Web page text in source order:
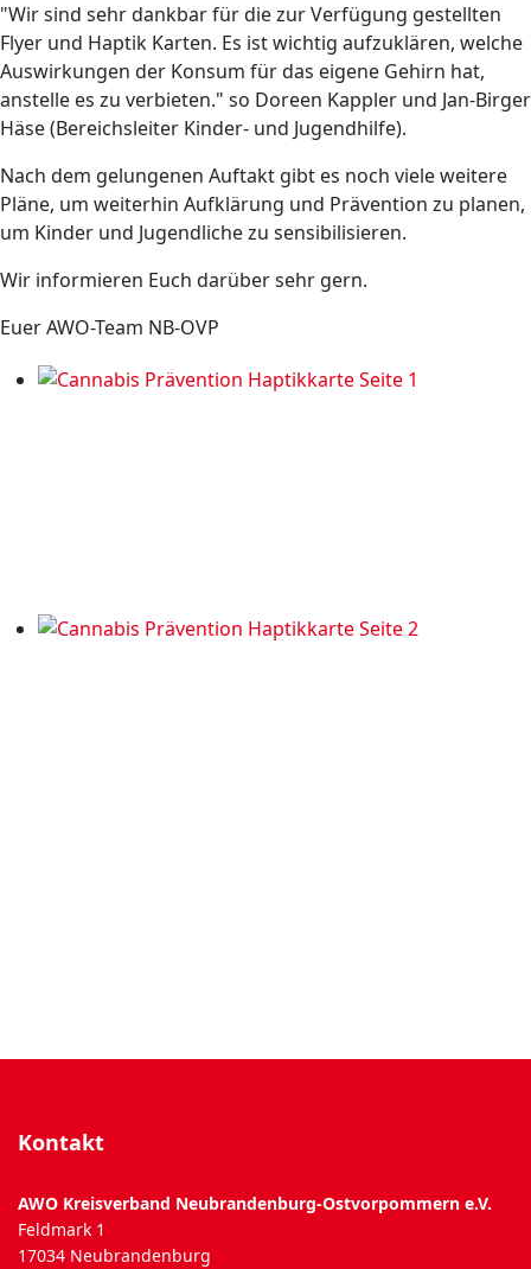
"Wir sind sehr dankbar für die zur Verfügung gestellten
Flyer und Haptik Karten. Es ist wichtig aufzuklären, welche
Auswirkungen der Konsum für das eigene Gehirn hat,
anstelle es zu verbieten." so Doreen Kappler und Jan-Birger
Häse (Bereichsleiter Kinder- und Jugendhilfe).
Nach dem gelungenen Auftakt gibt es noch viele weitere
Pläne, um weiterhin Aufklärung und Prävention zu planen,
um Kinder und Jugendliche zu sensibilisieren.
Wir informieren Euch darüber sehr gern.
Euer AWO-Team NB-OVP
Kontakt
AWO Kreisverband Neubrandenburg-Ostvorpommern e.V.
Feldmark 1
17034 Neubrandenburg